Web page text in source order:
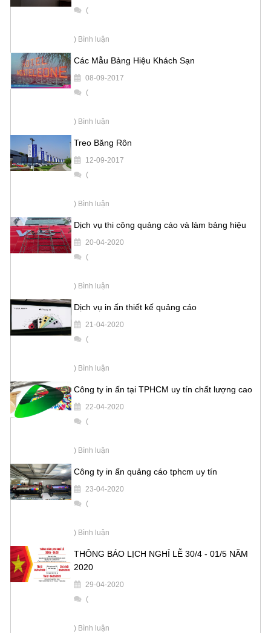
(
) Bình luận
Các Mẫu Bảng Hiệu Khách Sạn
08-09-2017
(
) Bình luận
Treo Băng Rôn
12-09-2017
(
) Bình luận
Dịch vụ thi công quảng cáo và làm bảng hiệu
20-04-2020
(
) Bình luận
Dịch vụ in ấn thiết kế quảng cáo
21-04-2020
(
) Bình luận
Công ty in ấn tại TPHCM uy tín chất lượng cao
22-04-2020
(
) Bình luận
Công ty in ấn quảng cáo tphcm uy tín
23-04-2020
(
) Bình luận
THÔNG BÁO LỊCH NGHỈ LỄ 30/4 - 01/5 NĂM
2020
29-04-2020
(
) Bình luận